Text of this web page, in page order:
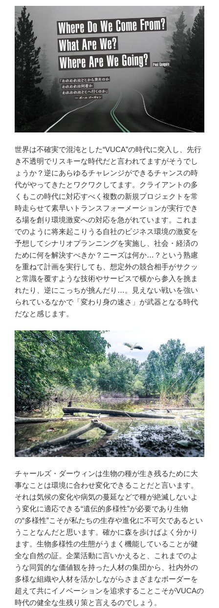
世界は不確実で混沌とした“VUCA”の時代に突入し、先行
き不透明でリスキーな時代だと言われてますがそうでし
ょうか？逆にあらゆるチャレンジができるチャンスの時
代がやってきたとワクワクしてます。クライアントの多
くもこの時代に対応すべく複数の新規プロジェクトを常
時走らせて素早いトランスフォーメーションが実行でき
る場を創り環境激変への対応を急がれています。これま
でのように将来起こりうる自社のビジネス環境の激変を
予想してシナリオプランニングを実施し、社会・経済の
ために何を解決すべきか？ニーズは何か…？という熟慮
を重ねて計画を実行しても、想定外の競合相手がサクッ
と常識を覆すような技術やサービスで横から参入を挑ま
れたり、逆にこっちが挑んだり…。見えない戦いを強い
られているなかで「変わり身の速さ」が武器となる時代
だなと感じます。
チャールズ・ダーウィンは生物の種が生き残るために大
事なことは環境に合わせ変化できることだと言います。
それは気候の変化や病気の蔓延などで種が絶滅しないよ
う変化に適応できる“遺伝的多様性”が必要であり生物
の“多様性”こそが私たちの生存や進化に不可欠であるとい
うことなんだと思います。確かに森を歩けばよく分かり
ます。生物多様性の生態がうまく機能していることが健
全な自然の証。企業活動に言いかえると、これまでのよ
うな同質的な価値観を持った人材の集団から、社内外の
多様な組織や人材を活かしながらさまざまなボーダーを
超えて共にイノベーションを追求することこそがVUCAの
時代の健全な生残り策と言えるのでしょう。